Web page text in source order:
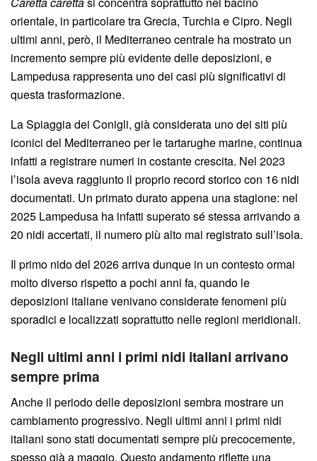
orientale, in particolare tra Grecia, Turchia e Cipro. Negli
ultimi anni, però, il Mediterraneo centrale ha mostrato un
incremento sempre più evidente delle deposizioni, e
Lampedusa rappresenta uno dei casi più significativi di
questa trasformazione.
La Spiaggia dei Conigli, già considerata uno dei siti più
iconici del Mediterraneo per le tartarughe marine, continua
infatti a registrare numeri in costante crescita. Nel 2023
l’isola aveva raggiunto il proprio record storico con 16 nidi
documentati. Un primato durato appena una stagione: nel
2025 Lampedusa ha infatti superato sé stessa arrivando a
20 nidi accertati, il numero più alto mai registrato sull’isola.
Il primo nido del 2026 arriva dunque in un contesto ormai
molto diverso rispetto a pochi anni fa, quando le
deposizioni italiane venivano considerate fenomeni più
sporadici e localizzati soprattutto nelle regioni meridionali.
Negli ultimi anni i primi nidi italiani arrivano
sempre prima
Anche il periodo delle deposizioni sembra mostrare un
cambiamento progressivo. Negli ultimi anni i primi nidi
italiani sono stati documentati sempre più precocemente,
spesso già a maggio. Questo andamento riflette una